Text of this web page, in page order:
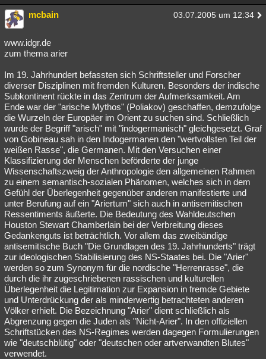
mcbain 03.07.2005 um 12:34
www.idgr.de
zum thema arier
Im 19. Jahrhundert befassten sich Schriftsteller und Forscher
diverser Disziplinen mit fremden Kulturen. Besonders der indische
Subkontinent rückte in das Zentrum der Aufmerksamkeit. Am
Ende war der "arische Mythos" (Poliakov) geschaffen, demzufolge
die Wurzeln der Europäer im Orient zu suchen sind. Schließlich
wurde der Begriff "arisch" mit "indogermanisch" gleichgesetzt. Graf
von Gobineau sah in den Indogermanen den "wertvollsten Teil der
weißen Rasse", die Germanen. Mit den Versuchen einer
Klassifizierung der Menschen beförderte der junge
Wissenschaftszweig der Anthropologie den allgemeinen Rahmen
zu einem semantisch-sozialen Phänomen, welches sich in dem
Gefühl der Überlegenheit gegenüber anderen manifestierte und
unter Berufung auf ein "Ariertum" sich auch in antisemitischen
Ressentiments äußerte. Die Bedeutung des Wahldeutschen
Houston Stewart Chamberlain bei der Verbreitung dieses
Gedankenguts ist beträchtlich. Vor allem das zweibändige
antisemitische Buch "Die Grundlagen des 19. Jahrhunderts" trägt
zur ideologischen Stabilisierung des NS-Staates bei. Die "Arier"
werden so zum Synonym für die nordische "Herrenrasse", die
durch die ihr zugeschriebenen rassischen und kulturellen
Überlegenheit die Legitimation zur Expansion in fremde Gebiete
und Unterdrückung der als minderwertig betrachteten anderen
Völker erhielt. Die Bezeichnung "Arier" dient schließlich als
Abgrenzung gegen die Juden als "Nicht-Arier". In den offiziellen
Schriftstücken des NS-Regimes werden dagegen Formulierungen
wie "deutschblütig" oder "deutschen oder artverwandten Blutes"
verwendet.